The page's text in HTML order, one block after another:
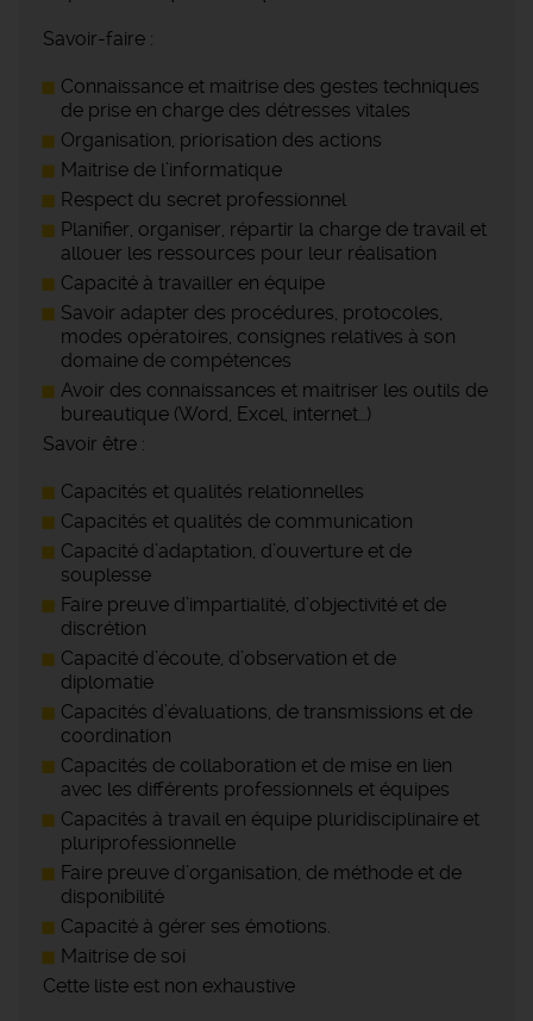
Savoir-faire :
Connaissance et maitrise des gestes techniques
de prise en charge des détresses vitales
Organisation, priorisation des actions
Maitrise de l’informatique
Respect du secret professionnel
Planifier, organiser, répartir la charge de travail et
allouer les ressources pour leur réalisation
Capacité à travailler en équipe
Savoir adapter des procédures, protocoles,
modes opératoires, consignes relatives à son
domaine de compétences
Avoir des connaissances et maitriser les outils de
bureautique (Word, Excel, internet…)
Savoir être :
Capacités et qualités relationnelles
Capacités et qualités de communication
Capacité d’adaptation, d’ouverture et de
souplesse
Faire preuve d’impartialité, d’objectivité et de
discrétion
Capacité d’écoute, d’observation et de
diplomatie
Capacités d’évaluations, de transmissions et de
coordination
Capacités de collaboration et de mise en lien
avec les différents professionnels et équipes
Capacités à travail en équipe pluridisciplinaire et
pluriprofessionnelle
Faire preuve d’organisation, de méthode et de
disponibilité
Capacité à gérer ses émotions.
Maitrise de soi
Cette liste est non exhaustive